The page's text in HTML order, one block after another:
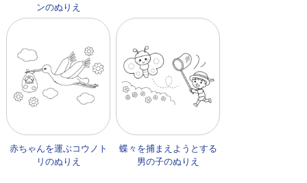
ンのぬりえ
赤ちゃんを運ぶコウノト
リのぬりえ
蝶々を捕まえようとする
男の子のぬりえ